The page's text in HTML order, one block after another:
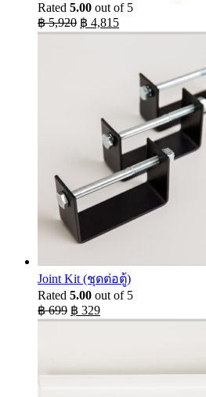
Rated 5.00 out of 5
฿5,920 Original
price
฿ 4,815Current
price
Joint Kit (ชุดต่อตู้)
Rated 5.00 out of 5
฿699 Original
price
฿ 329Current
price